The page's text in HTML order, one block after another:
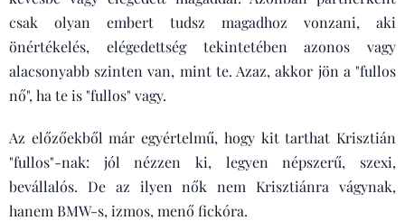
csak olyan embert tudsz magadhoz vonzani, aki
önértékelés, elégedettség tekintetében azonos vagy
alacsonyabb szinten van, mint te. Azaz, akkor jön a "fullos
nő", ha te is "fullos" vagy.
Az előzőekből már egyértelmű, hogy kit tarthat Krisztián
"fullos"-nak: jól nézzen ki, legyen népszerű, szexi,
bevállalós. De az ilyen nők nem Krisztiánra vágynak,
hanem BMW-s, izmos, menő fickóra.